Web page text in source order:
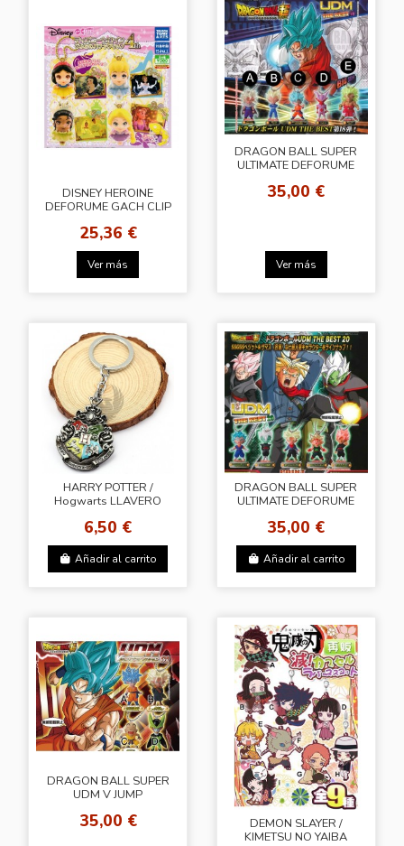
DISNEY HEROINE
DEFORUME GACH CLIP
25,36 €
Ver más
DRAGON BALL SUPER
ULTIMATE DEFORUME
35,00 €
Ver más
HARRY POTTER /
Hogwarts LLAVERO
6,50 €
Añadir al carrito
DRAGON BALL SUPER
ULTIMATE DEFORUME
35,00 €
Añadir al carrito
DRAGON BALL SUPER
UDM V JUMP
35,00 €
DEMON SLAYER /
KIMETSU NO YAIBA